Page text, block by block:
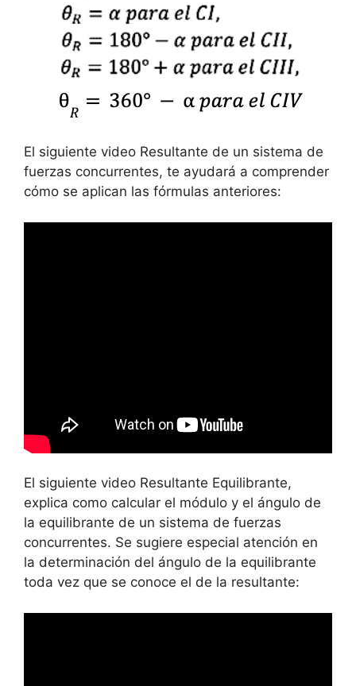
El siguiente video Resultante de un sistema de
fuerzas concurrentes, te ayudará a comprender
cómo se aplican las fórmulas anteriores:
El siguiente video Resultante Equilibrante,
explica como calcular el módulo y el ángulo de
la equilibrante de un sistema de fuerzas
concurrentes. Se sugiere especial atención en
la determinación del ángulo de la equilibrante
toda vez que se conoce el de la resultante: